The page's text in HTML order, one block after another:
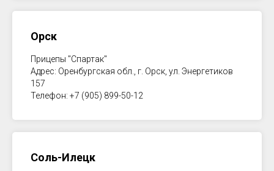
Орск
Прицепы "Спартак"
Адрес: Оренбургская обл., г. Орск, ул. Энергетиков
157
Телефон: +7 (905) 899-50-12
Соль-Илецк